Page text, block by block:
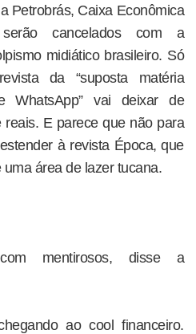
Petrobrás, Caixa Econômica
cancelados com a
midiático brasileiro. Só
da “suposta matéria
WhatsApp” vai deixar de
E parece que não para
à revista Época, que
área de lazer tucana.
mentirosos, disse a
ao cool financeiro.